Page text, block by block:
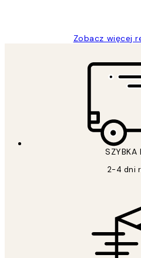
Zobacz więcej
SZYBKA
2-4 dni